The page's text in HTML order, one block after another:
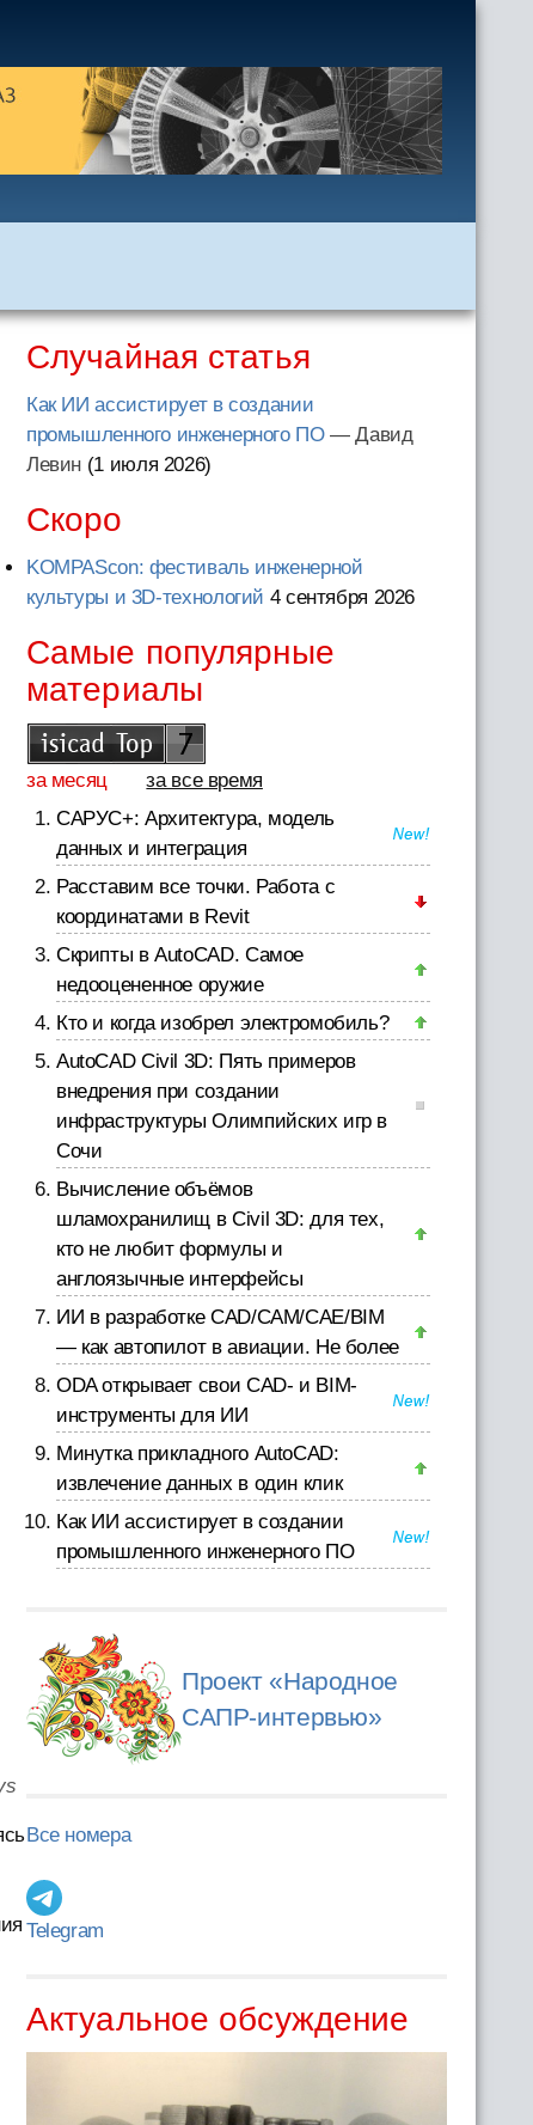
Случайная статья
Как ИИ ассистирует в создании
промышленного инженерного ПО— Давид
Левин (1 июля 2026)
Скоро
KOMPAScon: фестиваль инженерной
культуры и 3D-технологий 4 сентября 2026
Самые популярные
материалы
за месяц
за все время
САРУС+: Архитектура, модель
данных и интеграция
Расставим все точки. Работа с
координатами в Revit
Скрипты в AutoCAD. Самое
недооцененное оружие
Кто и когда изобрел электромобиль?
AutoCAD Civil 3D: Пять примеров
внедрения при создании
инфраструктуры Олимпийских игр в
Сочи
Вычисление объёмов
шламохранилищ в Civil 3D: для тех,
кто не любит формулы и
англоязычные интерфейсы
ИИ в разработке CAD/CAM/CAE/BIM
— как автопилот в авиации. Не более
ODA открывает свои CAD- и BIM-
инструменты для ИИ
Минутка прикладного AutoCAD:
извлечение данных в один клик
Как ИИ ассистирует в создании
промышленного инженерного ПО
Проект «Народное
САПР-интервью»
Все номера
Telegram
Актуальное обсуждение